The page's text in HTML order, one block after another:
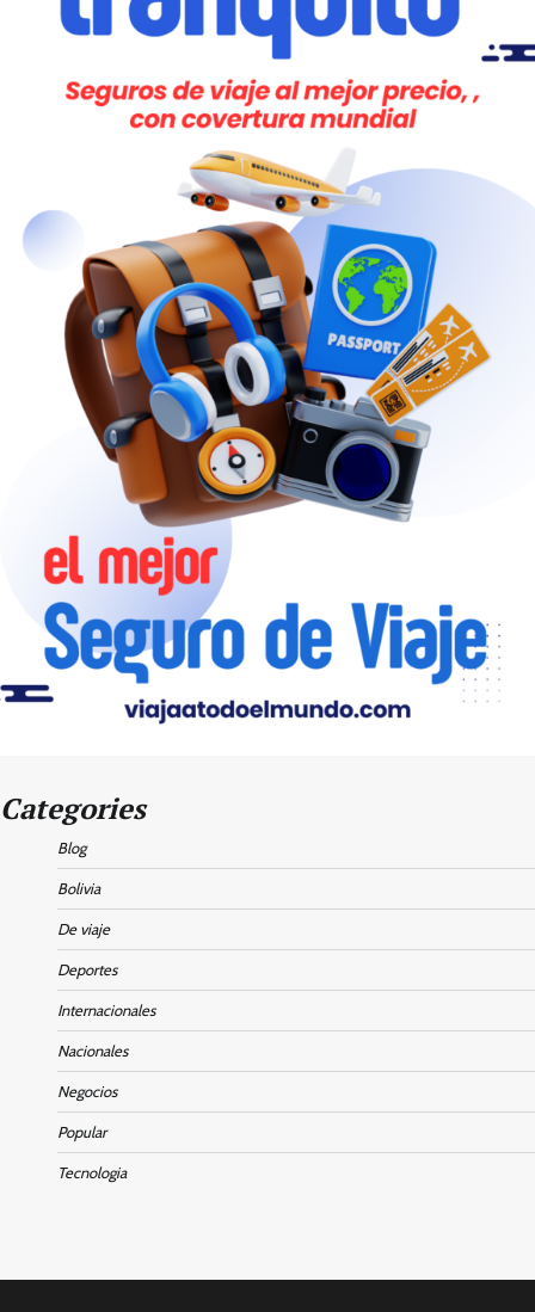
Categories
Blog
Bolivia
De viaje
Deportes
Internacionales
Nacionales
Negocios
Popular
Tecnologia